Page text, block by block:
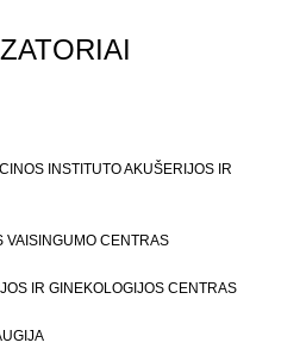
INSTITUTO AKUŠERIJOS IR
VAISINGUMO CENTRAS
IR GINEKOLOGIJOS CENTRAS